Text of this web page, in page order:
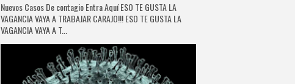
Nuevos Casos De contagio Entra Aquí ESO TE GUSTA LA
VAGANCIA VAYA A TRABAJAR CARAJO!!! ESO TE GUSTA LA
VAGANCIA VAYA A T...